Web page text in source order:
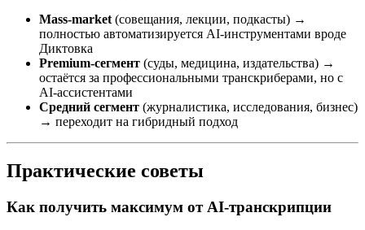
Mass-market (совещания, лекции, подкасты) →
полностью автоматизируется AI-инструментами вроде
Диктовка
Premium-сегмент (суды, медицина, издательства) →
остаётся за профессиональными транскриберами, но с
AI-ассистентами
Средний сегмент (журналистика, исследования, бизнес)
→ переходит на гибридный подход
Практические советы
Как получить максимум от AI-транскрипции